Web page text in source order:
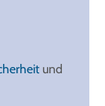
und